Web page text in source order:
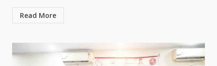
Read More